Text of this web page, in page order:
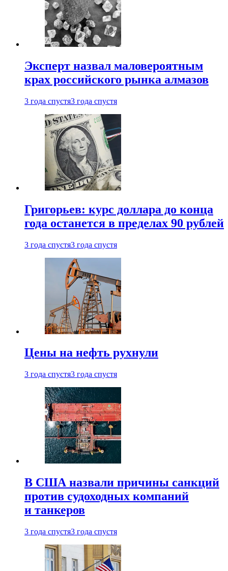
Эксперт назвал маловероятным
крах российского рынка алмазов
3 года спустя3 года спустя
Григорьев: курс доллара до конца
года останется в пределах 90 рублей
3 года спустя3 года спустя
Цены на нефть рухнули
3 года спустя3 года спустя
В США назвали причины санкций
против судоходных компаний
и танкеров
3 года спустя3 года спустя